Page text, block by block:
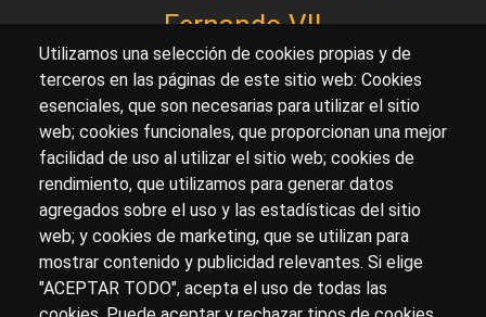
Fernando VII
Sobre artehistoria.com
Para ponerte en contacto con nosotros, escríbenos en
el formulario decontacto
Accesibilidad
Aviso Legal Privacidad
Utilizamos una selección de cookies propias y de
terceros en las páginas de este sitio web: Cookies
esenciales, que son necesarias para utilizar el sitio
web; cookies funcionales, que proporcionan una mejor
facilidad de uso al utilizar el sitio web; cookies de
rendimiento, que utilizamos para generar datos
agregados sobre el uso y las estadísticas del sitio
web; y cookies de marketing, que se utilizan para
mostrar contenido y publicidad relevantes. Si elige
"ACEPTAR TODO", acepta el uso de todas las